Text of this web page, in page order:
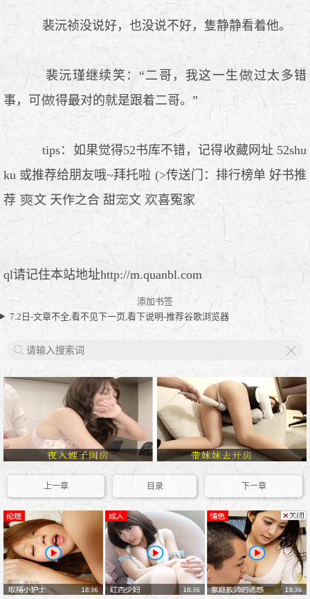
裴沅祯没说好，也没说不好，隻静静看着他。
裴沅瑾继续笑：“二哥，我这一生
过太多错
事，可
得最对的就是跟着二哥。”
tips：如果觉得52书库不错，记得收藏网址 52shu
ku 或推荐给朋友哦~拜托啦 (>传送门：排行榜单 好书推
荐
文 天作之合 甜 文 喜冤家
ql请记住本站地址http://m.quanbl.com
添加书签
7.2日-文章不全,看不见下一页,看下说明-推荐谷歌浏览器
上一章 目录 下一章